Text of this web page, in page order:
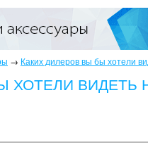
→ Каких дилеров вы бы хотели
ХОТЕЛИ